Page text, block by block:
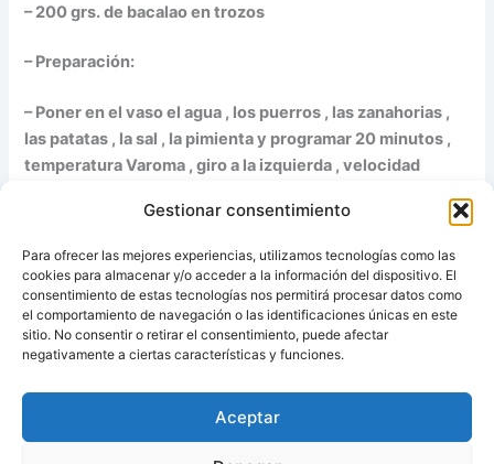
Gestionar consentimiento
Para ofrecer las mejores experiencias, utilizamos tecnologías como las
cookies para almacenar y/o acceder a la información del dispositivo. El
consentimiento de estas tecnologías nos permitirá procesar datos como
el comportamiento de navegación o las identificaciones únicas en este
sitio. No consentir o retirar el consentimiento, puede afectar
negativamente a ciertas características y funciones.
Aceptar
– 200 grs. de bacalao en trozos
– Preparación:
– Poner en el vaso el agua , los puerros , las zanahorias ,
las patatas , la sal , la pimienta y programar 20 minutos ,
temperatura Varoma , giro a la izquierda , velocidad
temperatura Varoma , giro a la izquierda , velocidad
cuchara.
Fuente:Concha cocina
ANTERIOR SIGUIENTE